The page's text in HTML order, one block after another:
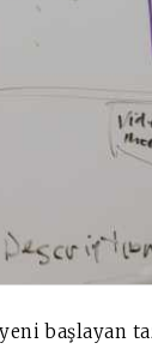
yeni başlayan